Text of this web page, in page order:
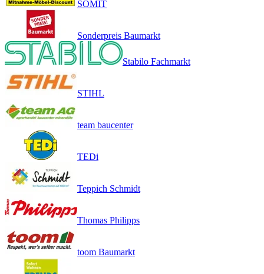
SOMIT
Sonderpreis Baumarkt
Stabilo Fachmarkt
STIHL
team baucenter
TEDi
Teppich Schmidt
Thomas Philipps
toom Baumarkt